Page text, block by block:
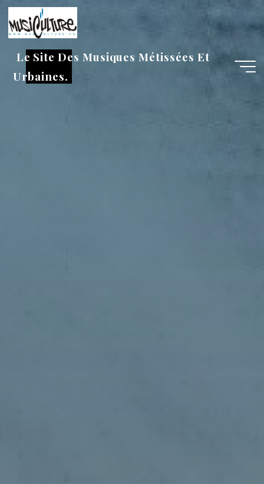
Aller
au
contenu
Le Site Des Musiques Métissées Et
Urbaines.